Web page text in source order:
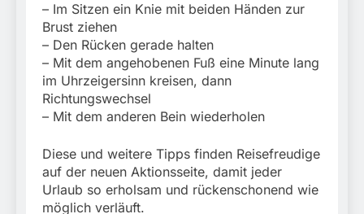
– Im Sitzen ein Knie mit beiden Händen zur
Brust ziehen
– Den Rücken gerade halten
– Mit dem angehobenen Fuß eine Minute lang
im Uhrzeigersinn kreisen, dann
Richtungswechsel
– Mit dem anderen Bein wiederholen
Diese und weitere Tipps finden Reisefreudige
auf der neuen Aktionsseite, damit jeder
Urlaub so erholsam und rückenschonend wie
möglich verläuft.